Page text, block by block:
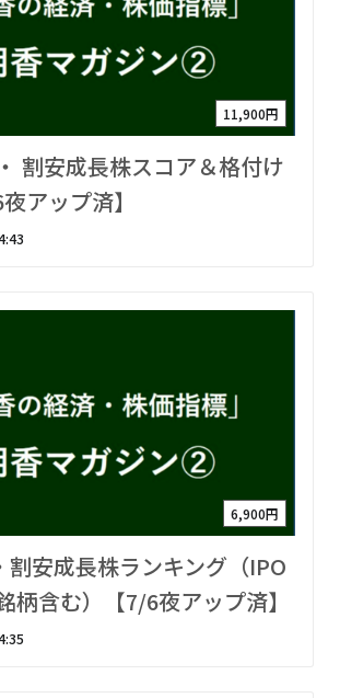
11,900円
割安成長株スコア＆格付け
アップ済】
6,900円
割安成長株ランキング（IPO
柄含む）【7/6夜アップ済】